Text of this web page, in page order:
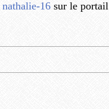
nathalie-16 sur le portail